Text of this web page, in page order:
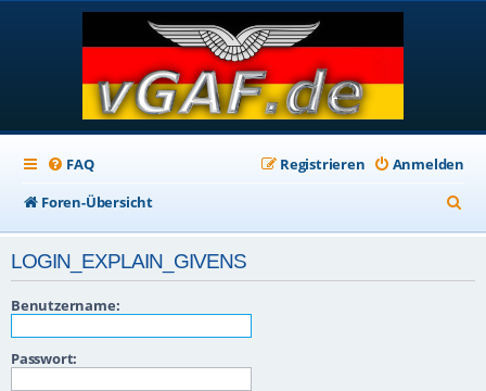
FAQ Anmelden
Registrieren
Foren-Übersicht
u
LOGIN_EXPLAIN_GIVENS
Benutzername:
Passwort: